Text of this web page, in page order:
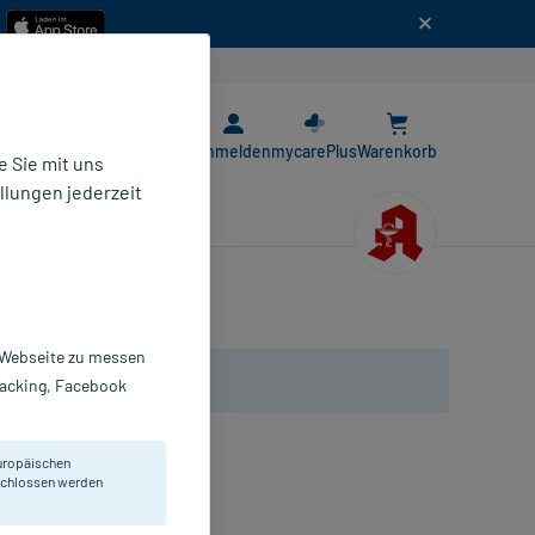
AnmeldenmycarePlusWarenkorb
Sie mit uns
jederzeit
zu messen
Facebook
werden